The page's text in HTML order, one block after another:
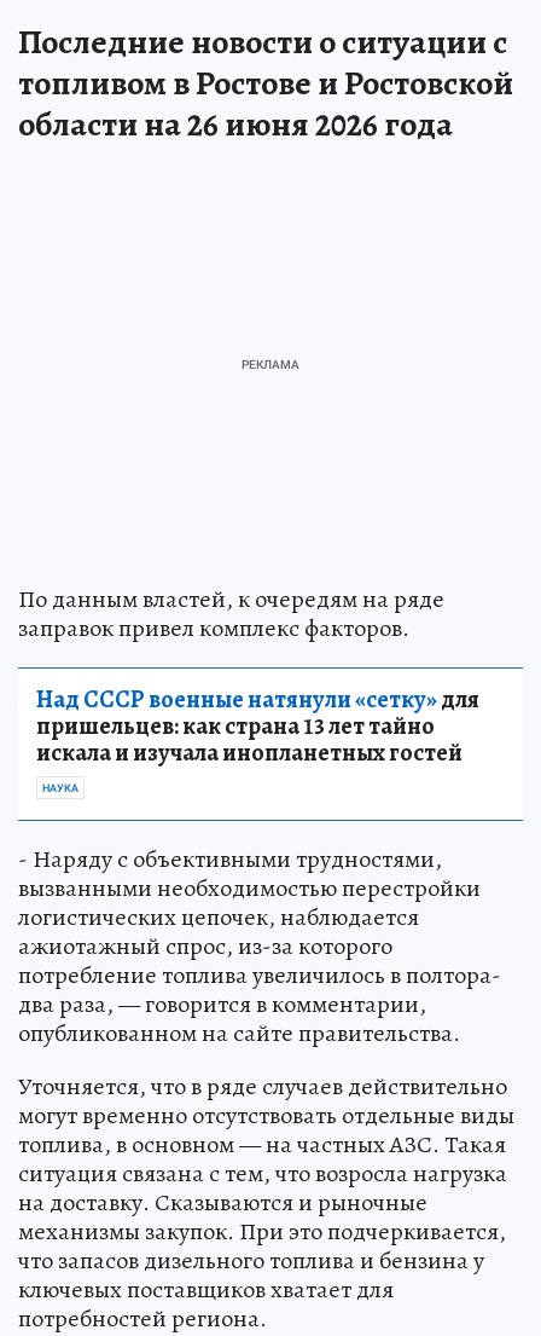
Последние новости о ситуации с
топливом в Ростове и Ростовской
области на 26 июня 2026 года
По данным властей, к очередям на ряде
заправок привел комплекс факторов.
Над СССР военные натянули «сетку»для
пришельцев: как страна 13 лет тайно
искала и изучала инопланетных гостей
НАУКА
- Наряду с объективными трудностями,
вызванными необходимостью перестройки
логистических цепочек, наблюдается
ажиотажный спрос, из-за которого
потребление топлива увеличилось в полтора-
два раза, — говорится в комментарии,
опубликованном на сайте правительства.
Уточняется, что в ряде случаев действительно
могут временно отсутствовать отдельные виды
топлива, в основном — на частных АЗС. Такая
ситуация связана с тем, что возросла нагрузка
на доставку. Сказываются и рыночные
механизмы закупок. При это подчеркивается,
что запасов дизельного топлива и бензина у
ключевых поставщиков хватает для
потребностей региона.